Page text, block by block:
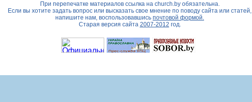
При перепечатке материалов ссылка на church.byобязательна.
Если вы хотите задать вопрос или высказать свое мнение по поводу сайта или статей,
напишите нам, воспользовавшись почтовой формой.
Старая версия сайта 2007-2012 год.